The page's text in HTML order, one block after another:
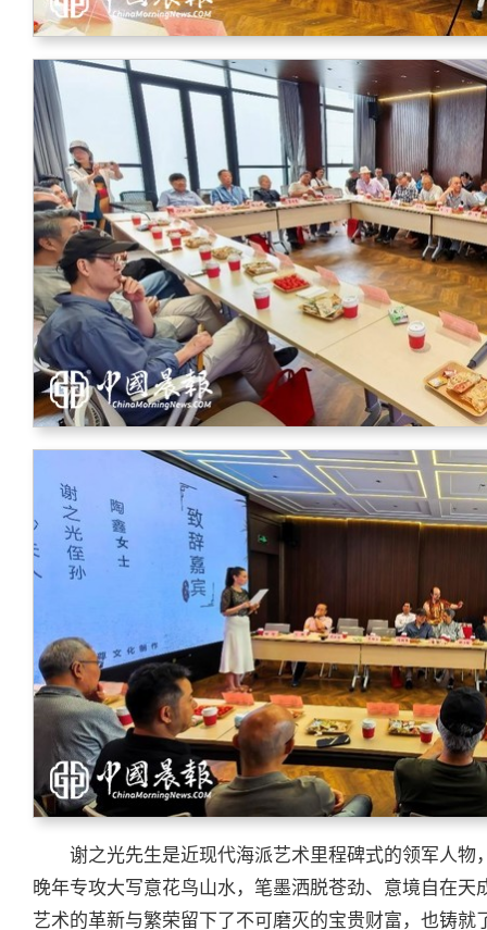
谢之光先生是近现代海派艺术里程碑式的领军人
晚年专攻大写意花鸟山水，笔墨洒脱苍劲、意境自在
艺术的革新与繁荣留下了不可磨灭的宝贵财富，也铸就